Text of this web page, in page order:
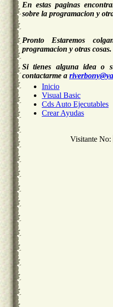
En estas paginas
sobre la programacion y
Pronto Estaremos
programacion y otras cosas.
Si tienes alguna idea o
contactarme a
Inicio
Visual Basic
Cds Auto Ejecutables
Crear Ayudas
Visitante No: